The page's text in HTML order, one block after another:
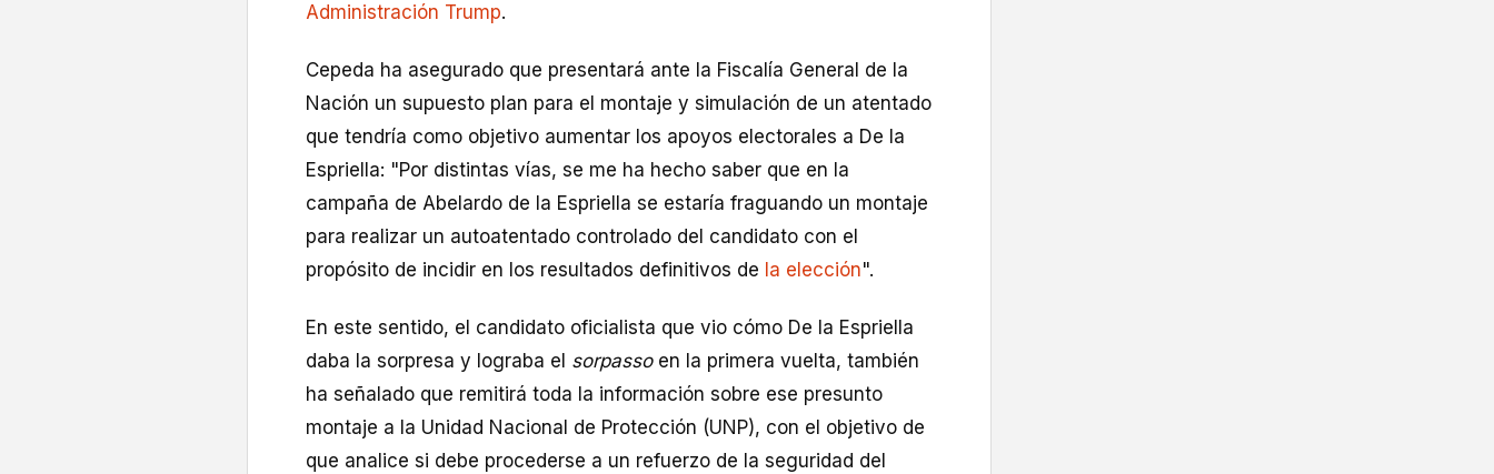
Administración Trump.
Cepeda ha asegurado que presentará ante la Fiscalía General de la
Nación un supuesto plan para el montaje y simulación de un atentado
que tendría como objetivo aumentar los apoyos electorales a De la
Espriella: "Por distintas vías, se me ha hecho saber que en la
campaña de Abelardo de la Espriella se estaría fraguando un montaje
para realizar un autoatentado controlado del candidato con el
propósito de incidir en los resultados definitivos de la elección".
En este sentido, el candidato oficialista que vio cómo De la Espriella
daba la sorpresa y lograba el sorpassoen la primera vuelta, también
ha señalado que remitirá toda la información sobre ese presunto
montaje a la Unidad Nacional de Protección (UNP), con el objetivo de
que analice si debe procederse a un refuerzo de la seguridad del